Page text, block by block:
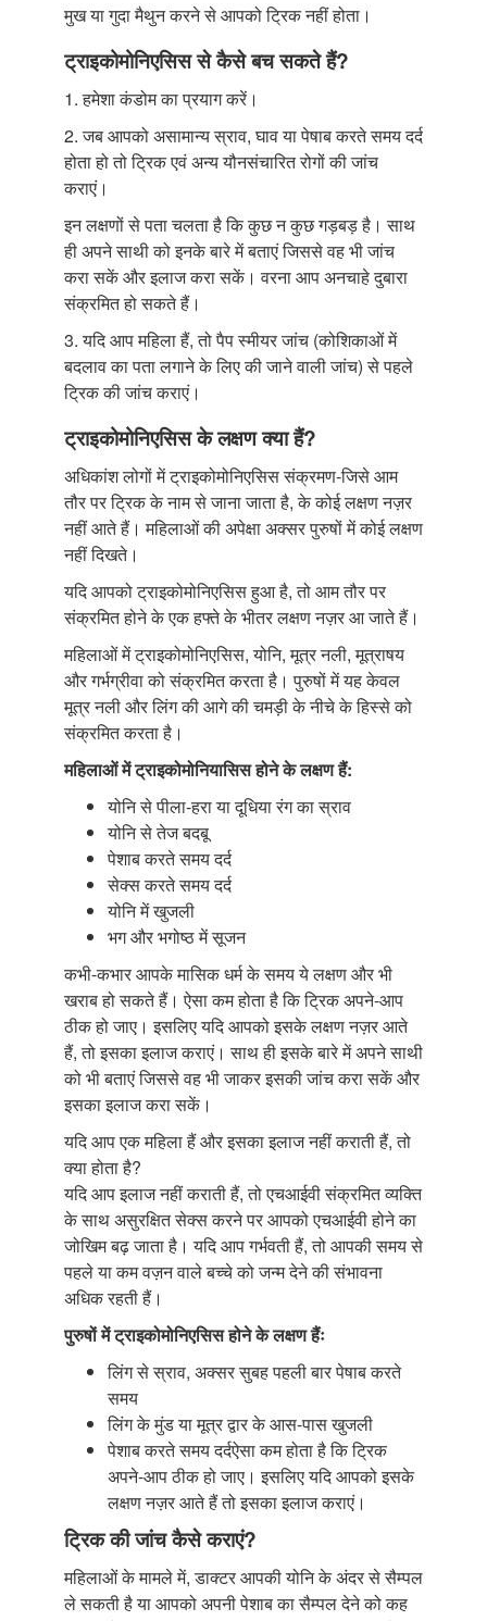
मुख या गुदा मैथुन करने से आपको ट्रिक नहीं होता।
ट्राइकोमोनिएसिस से कैसे बच सकते हैं?
1. हमेशा कंडोम का प्रयाग करें।
2. जब आपको असामान्य स्राव, घाव या पेषाब करते समय दर्द
होता हो तो ट्रिक एवं अन्य यौनसंचारित रोगों की जांच
कराएं।
इन लक्षणों से पता चलता है कि कुछ न कुछ गड़बड़ है। साथ
ही अपने साथी को इनके बारे में बताएं जिससे वह भी जांच
करा सकें और इलाज करा सकें। वरना आप अनचाहे दुबारा
संक्रमित हो सकते हैं।
3. यदि आप महिला हैं, तो पैप स्मीयर जांच (कोशिकाओं में
बदलाव का पता लगाने के लिए की जाने वाली जांच) से पहले
ट्रिक की जांच कराएं।
ट्राइकोमोनिएसिस के लक्षण क्या हैं?
अधिकांश लोगों में ट्राइकोमोनिएसिस संक्रमण-जिसे आम
तौर पर ट्रिक के नाम से जाना जाता है, के कोई लक्षण नज़र
नहीं आते हैं। महिलाओं की अपेक्षा अक्सर पुरुषों में कोई लक्षण
नहीं दिखते।
यदि आपको ट्राइकोमोनिएसिस हुआ है, तो आम तौर पर
संक्रमित होने के एक हफ्ते के भीतर लक्षण नज़र आ जाते हैं।
महिलाओं में ट्राइकोमोनिएसिस, योनि, मूत्र नली, मूत्राषय
और गर्भग्रीवा को संक्रमित करता है। पुरुषों में यह केवल
मूत्र नली और लिंग की आगे की चमड़ी के नीचे के हिस्से को
संक्रमित करता है।
महिलाओं में ट्राइकोमोनियासिस होने के लक्षण हैं:
योनि से पीला-हरा या दूधिया रंग का स्राव
योनि से तेज बदबू
पेशाब करते समय दर्द
सेक्स करते समय दर्द
योनि में खुजली
भग और भगोष्ठ में सूजन
कभी-कभार आपके मासिक धर्म के समय ये लक्षण और भी
खराब हो सकते हैं। ऐसा कम होता है कि ट्रिक अपने-आप
ठीक हो जाए। इसलिए यदि आपको इसके लक्षण नज़र आते
हैं, तो इसका इलाज कराएं। साथ ही इसके बारे में अपने साथी
को भी बताएं जिससे वह भी जाकर इसकी जांच करा सकें और
इसका इलाज करा सकें।
यदि आप एक महिला हैं और इसका इलाज नहीं कराती हैं, तो
क्या होता है?
यदि आप इलाज नहीं कराती हैं, तो एचआईवी संक्रमित व्यक्ति
के साथ असुरक्षित सेक्स करने पर आपको एचआईवी होने का
जोखिम बढ़ जाता है। यदि आप गर्भवती हैं, तो आपकी समय से
पहले या कम वज़न वाले बच्चे को जन्म देने की संभावना
अधिक रहती हैं।
पुरुषों में ट्राइकोमोनिएसिस होने के लक्षण हैंः
लिंग से स्राव, अक्सर सुबह पहली बार पेषाब करते
समय
लिंग के मुंड या मूत्र द्वार के आस-पास खुजली
पेशाब करते समय दर्दऐसा कम होता है कि ट्रिक
अपने-आप ठीक हो जाए। इसलिए यदि आपको इसके
लक्षण नज़र आते हैं तो इसका इलाज कराएं।
ट्रिक की जांच कैसे कराएं?
महिलाओं के मामले में, डाक्टर आपकी योनि के अंदर से सैम्पल
ले सकती है या आपको अपनी पेशाब का सैम्पल देने को कह